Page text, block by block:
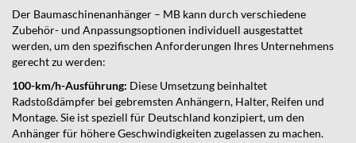
Der Baumaschinenanhänger – MB kann durch verschiedene
Zubehör- und Anpassungsoptionen individuell ausgestattet
werden, um den spezifischen Anforderungen Ihres Unternehmens
gerecht zu werden:
100-km/h-Ausführung: Diese Umsetzung beinhaltet
Radstoßdämpfer bei gebremsten Anhängern, Halter, Reifen und
Montage. Sie ist speziell für Deutschland konzipiert, um den
Anhänger für höhere Geschwindigkeiten zugelassen zu machen.